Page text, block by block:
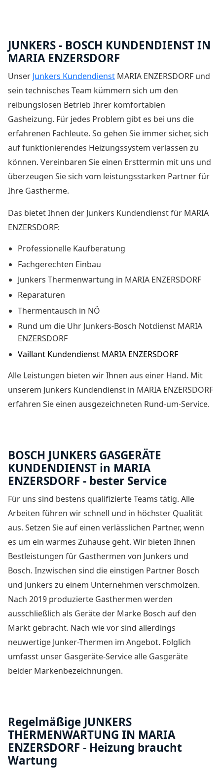
JUNKERS - BOSCH KUNDENDIENST IN
MARIA ENZERSDORF
Unser Junkers Kundendienst MARIA ENZERSDORF und
sein technisches Team kümmern sich um den
reibungslosen Betrieb Ihrer komfortablen
Gasheizung. Für jedes Problem gibt es bei uns die
erfahrenen Fachleute. So gehen Sie immer sicher, sich
auf funktionierendes Heizungssystem verlassen zu
können. Vereinbaren Sie einen Ersttermin mit uns und
überzeugen Sie sich vom leistungsstarken Partner für
Ihre Gastherme.
Das bietet Ihnen der Junkers Kundendienst für MARIA
ENZERSDORF:
Professionelle Kaufberatung
Fachgerechten Einbau
Junkers Thermenwartung in MARIA ENZERSDORF
Reparaturen
Thermentausch in NÖ
Rund um die Uhr Junkers-Bosch Notdienst MARIA
ENZERSDORF
Vaillant Kundendienst MARIA ENZERSDORF
Alle Leistungen bieten wir Ihnen aus einer Hand. Mit
unserem Junkers Kundendienst in MARIA ENZERSDORF
erfahren Sie einen ausgezeichneten Rund-um-Service.
BOSCH JUNKERS GASGERÄTE
KUNDENDIENST in MARIA
ENZERSDORF - bester Service
Für uns sind bestens qualifizierte Teams tätig. Alle
Arbeiten führen wir schnell und in höchster Qualität
aus. Setzen Sie auf einen verlässlichen Partner, wenn
es um ein warmes Zuhause geht. Wir bieten Ihnen
Bestleistungen für Gasthermen von Junkers und
Bosch. Inzwischen sind die einstigen Partner Bosch
und Junkers zu einem Unternehmen verschmolzen.
Nach 2019 produzierte Gasthermen werden
ausschließlich als Geräte der Marke Bosch auf den
Markt gebracht. Nach wie vor sind allerdings
neuwertige Junker-Thermen im Angebot. Folglich
umfasst unser Gasgeräte-Service alle Gasgeräte
beider Markenbezeichnungen.
Regelmäßige JUNKERS
THERMENWARTUNG IN MARIA
ENZERSDORF - Heizung braucht
Wartung